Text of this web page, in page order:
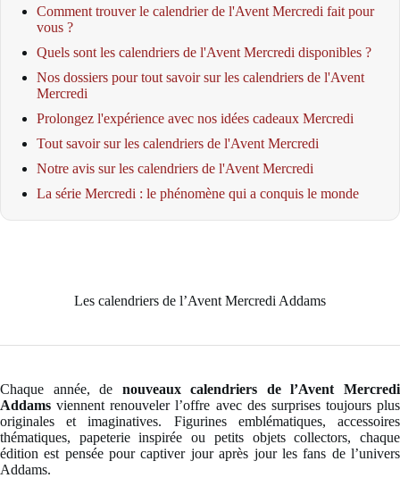
Comment trouver le calendrier de l'Avent Mercredi fait pour
vous ?
Quels sont les calendriers de l'Avent Mercredi disponibles ?
Nos dossiers pour tout savoir sur les calendriers de l'Avent
Mercredi
Prolongez l'expérience avec nos idées cadeaux Mercredi
Tout savoir sur les calendriers de l'Avent Mercredi
Notre avis sur les calendriers de l'Avent Mercredi
La série Mercredi : le phénomène qui a conquis le monde
Les calendriers de l’Avent Mercredi Addams
Chaque année, de nouveaux calendriers de l’Avent Mercredi
Addams viennent renouveler l’offre avec des surprises toujours plus
originales et imaginatives. Figurines emblématiques, accessoires
thématiques, papeterie inspirée ou petits objets collectors, chaque
édition est pensée pour captiver jour après jour les fans de l’univers
Addams.